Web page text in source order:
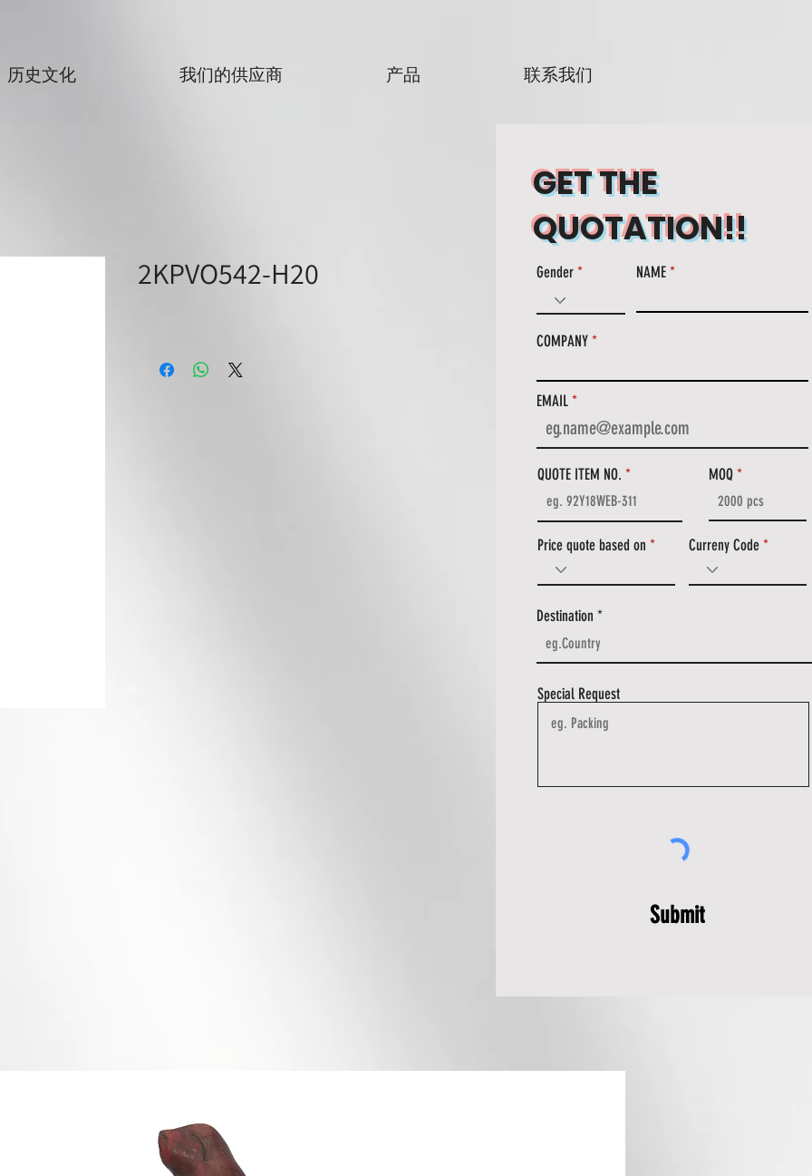
历史文化 我们的供应商 产品 联系我们
2KPVO542-H20
GET THE
QUOTATION!!
Gender NAME
COMPANY
EMAIL
QUOTE ITEM NO.
Price quote based on
MOQ
Curreny Code
Destination
Special Request
Submit